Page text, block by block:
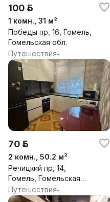
100 р.
1 комн., 31 м²
Победы пр, 16, Гомель,
Гомельская обл.
Путешествия•
70 р.
2 комн., 50.2 м²
Речицкий пр, 14,
Гомель, Гомельская
обл.
Путешествия•